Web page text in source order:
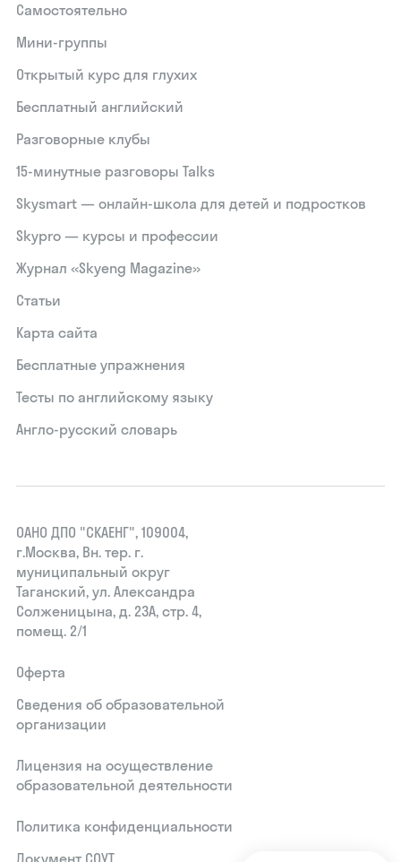
Самостоятельно
Мини-группы
Открытый курс для глухих
Бесплатный английский
Разговорные клубы
15‑минутные разговоры Talks
Skysmart — онлайн-школа для детей и подростков
Skypro — курсы и профессии
Журнал «Skyeng Magazine»
Статьи
Карта сайта
Бесплатные упражнения
Тесты по английскому языку
Англо-русский словарь
ОАНО ДПО "СКАЕНГ", 109004,
г.Москва, Вн. тер. г.
муниципальный округ
Таганский, ул. Александра
Солженицына, д. 23А, стр. 4,
помещ. 2/1
Оферта
Сведения об образовательной
организации
Лицензия на осуществление
образовательной деятельности
Политика конфиденциальности
Документ СОУТ